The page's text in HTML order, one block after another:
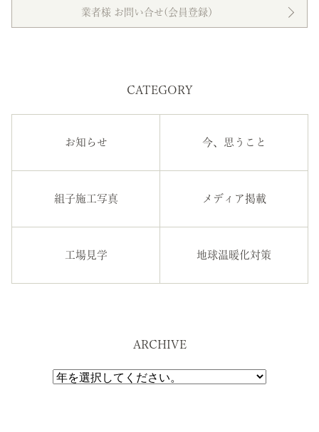
業者様 お問い合せ(会員登録）
CATEGORY
お知らせ 今、思うこと
組子施工写真 メディア掲載
工場見学 地球温暖化対策
ARCHIVE